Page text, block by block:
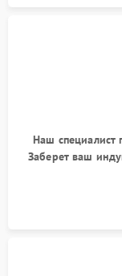
Наш специалист
Заберет ваш